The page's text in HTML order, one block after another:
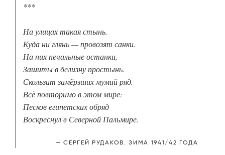
***
На улицах такая стынь.
Куда ни глянь — провозят санки.
На них печальные останки,
Зашиты в белизну простынь.
Скользит замёрзших мумий ряд.
Всё повторимо в этом мире:
Песков египетских обряд
Воскреснул в Северной Пальмире.
СЕРГЕЙ РУДАКОВ. ЗИМА 1941/42 ГОДА